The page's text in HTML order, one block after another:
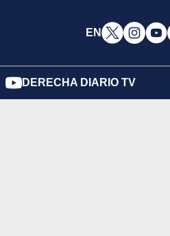
EN
DERECHA DIARIO TV